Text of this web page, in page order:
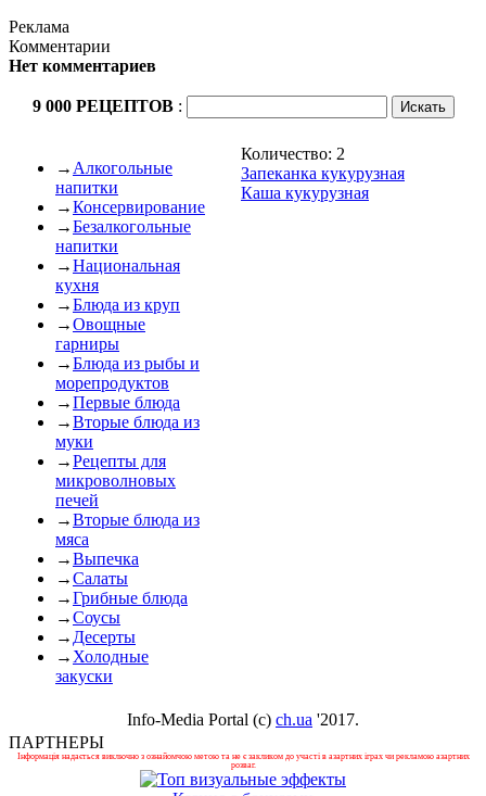
Реклама
Комментарии
Нет комментариев
9 000 РЕЦЕПТОВ :
→ Алкогольные
напитки
→Консервирование
→Безалкогольные
напитки
→Национальная
кухня
→Блюда из круп
→Овощные
гарниры
→Блюда из рыбы и
морепродуктов
→Первые блюда
→Вторые блюда из
муки
→Рецепты для
микроволновых
печей
→Вторые блюда из
мяса
→Выпечка
→Салаты
→Грибные блюда
→Соусы
→ Десерты
→ Холодные
закуски
Количество: 2
Запеканка кукурузная
Каша кукурузная
Info-Media Portal (c) ch.ua '2017.
ПАРТНЕРЫ
Інформація надається виключно з ознайомчою метою та не є закликом до участі в азартних іграх чи рекламою азартних
розваг.